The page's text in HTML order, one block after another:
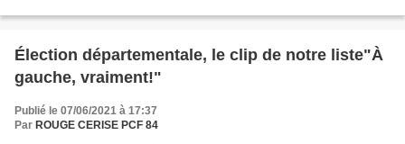
Élection départementale, le clip de notre liste"À
gauche, vraiment!"
Publié le 07/06/2021 à 17:37
Par ROUGE CERISE PCF 84